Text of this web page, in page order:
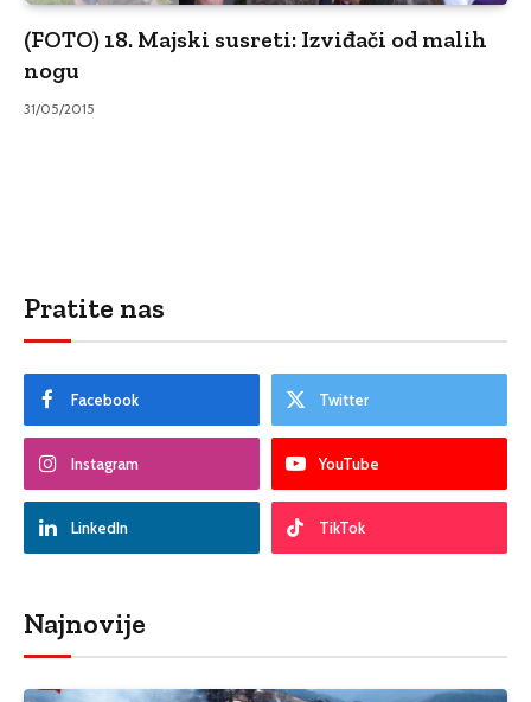
(FOTO) 18. Majski susreti: Izviđači od malih
nogu
31/05/2015
Pratite nas
Facebook Twitter
Instagram YouTube
LinkedIn TikTok
Najnovije